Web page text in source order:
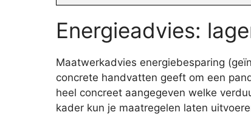
Energieadvies:
Maatwerkadvies energiebesparing
concrete handvatten geeft om een
heel concreet aangegeven welke
kader kun je maatregelen laten